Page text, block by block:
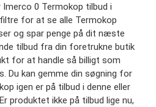
Imerco 0 Termokop tilbud i
for at se alle Termokop
og spar penge på dit næste
tilbud fra din foretrukne butik
for at handle så billigt som
Du kan gemme din søgning for
igen er på tilbud i denne eller
produktet ikke på tilbud lige nu,